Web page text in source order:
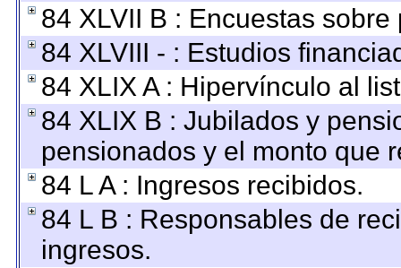
84 XLVII B : Encuestas sobre
84 XLVIII - : Estudios
84 XLIX A : Hipervínculo al
84 XLIX B : Jubilados y
pensionados y el monto que
84 L A : Ingresos recibidos.
84 L B : Responsables de
ingresos.